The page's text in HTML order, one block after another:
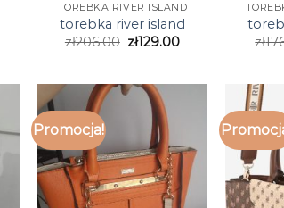
TOREBKA RIVER ISLAND
torebka river island
zł206.00 zł129.00
zł
Promocja!